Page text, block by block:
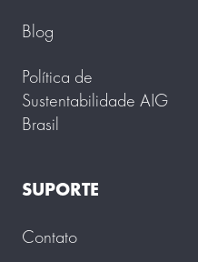
Blog
Política de
Sustentabilidade AIG
Brasil
SUPORTE
Contato